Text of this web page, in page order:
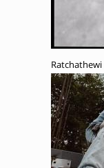
Ratchathewi